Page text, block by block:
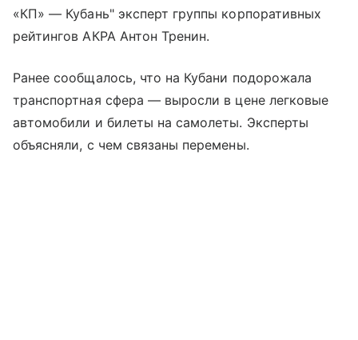
«КП» — Кубань" эксперт группы корпоративных
рейтингов АКРА Антон Тренин.
Ранее сообщалось, что на Кубани подорожала
транспортная сфера — выросли в цене легковые
автомобили и билеты на самолеты. Эксперты
объясняли, с чем связаны перемены.